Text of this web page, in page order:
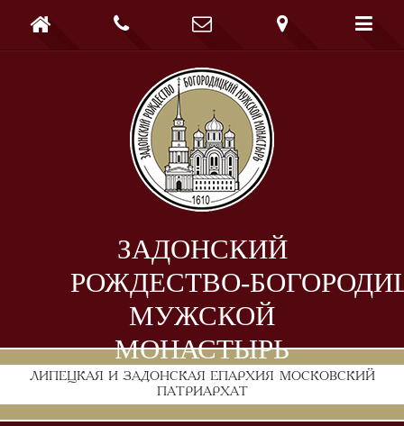
ЗАДОНСКИЙ
РОЖДЕСТВО-
МУЖСКОЙ
МОНАСТЫРЬ
ЛИПЕЦКАЯ И ЗАДОНСКАЯ ЕПАРХИЯ МОСКОВСКИЙ
ПАТРИАРХАТ
    